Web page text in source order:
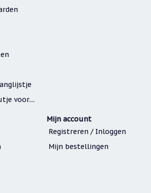
voor....
Mijn account
Registreren / Inloggen
Mijn bestellingen